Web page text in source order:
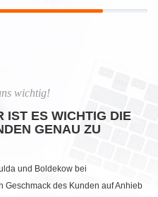
wichtig!
IST ES WICHTIG DIE
GENAU ZU
und Boldekow bei
Geschmack des Kunden auf Anhieb